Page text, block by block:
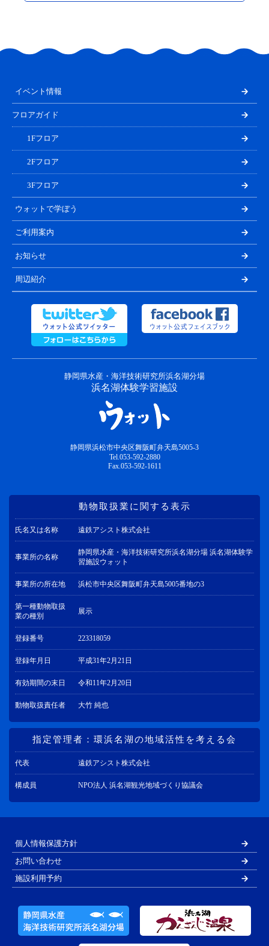
イベント情報
フロアガイド
1Fフロア
2Fフロア
3Fフロア
ウォットで学ぼう
ご利用案内
お知らせ
周辺紹介
静岡県水産・海洋技術研究所浜名湖分場
浜名湖体験学習施設
静岡県浜松市中央区舞阪町弁天島5005-3
Tel.053-592-2880
Fax.053-592-1611
動物取扱業に関する表示
氏名又は名称 遠鉄アシスト株式会社
事業所の名称
静岡県水産・海洋技術研究所浜名湖分場 浜名湖体験学
習施設ウォット
事業所の所在地 浜松市中央区舞阪町弁天島5005番地の3
第一種動物取扱
業の種別
展示
登録番号 223318059
登録年月日 平成31年2月21日
有効期間の末日 令和11年2月20日
動物取扱責任者 大竹 純也
指定管理者：環浜名湖の地域活性を考える会
代表 遠鉄アシスト株式会社
構成員 NPO法人 浜名湖観光地域づくり協議会
個人情報保護方針
お問い合わせ
施設利用予約